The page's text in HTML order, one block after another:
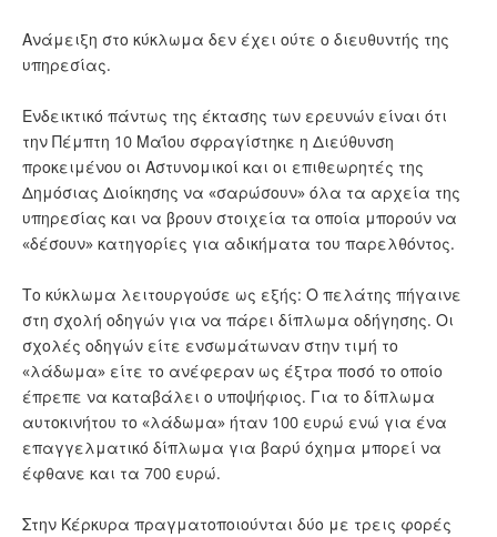
Ανάμειξη στο κύκλωμα δεν έχει ούτε ο διευθυντής της
υπηρεσίας.
Ενδεικτικό πάντως της έκτασης των ερευνών είναι ότι
την Πέμπτη 10 Μαΐου σφραγίστηκε η Διεύθυνση
προκειμένου οι Αστυνομικοί και οι επιθεωρητές της
Δημόσιας Διοίκησης να «σαρώσουν» όλα τα αρχεία της
υπηρεσίας και να βρουν στοιχεία τα οποία μπορούν να
«δέσουν» κατηγορίες για αδικήματα του παρελθόντος.
Το κύκλωμα λειτουργούσε ως εξής: Ο πελάτης πήγαινε
στη σχολή οδηγών για να πάρει δίπλωμα οδήγησης. Οι
σχολές οδηγών είτε ενσωμάτωναν στην τιμή το
«λάδωμα» είτε το ανέφεραν ως έξτρα ποσό το οποίο
έπρεπε να καταβάλει ο υποψήφιος. Για το δίπλωμα
αυτοκινήτου το «λάδωμα» ήταν 100 ευρώ ενώ για ένα
επαγγελματικό δίπλωμα για βαρύ όχημα μπορεί να
έφθανε και τα 700 ευρώ.
Στην Κέρκυρα πραγματοποιούνται δύο με τρεις φορές